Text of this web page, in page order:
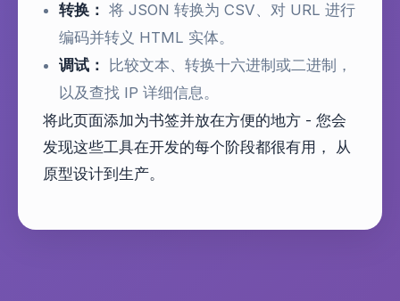
转换： 将 JSON 转换为 CSV、对 URL 进行
编码并转义 HTML 实体。
调试：
比较文本、转换十六进制或二进制，
以及查找 IP 详细信息。
将此页面添加为书签并放在方便的地方 - 您会
发现这些工具在开发的每个阶段都很有用， 从
原型设计到生产。